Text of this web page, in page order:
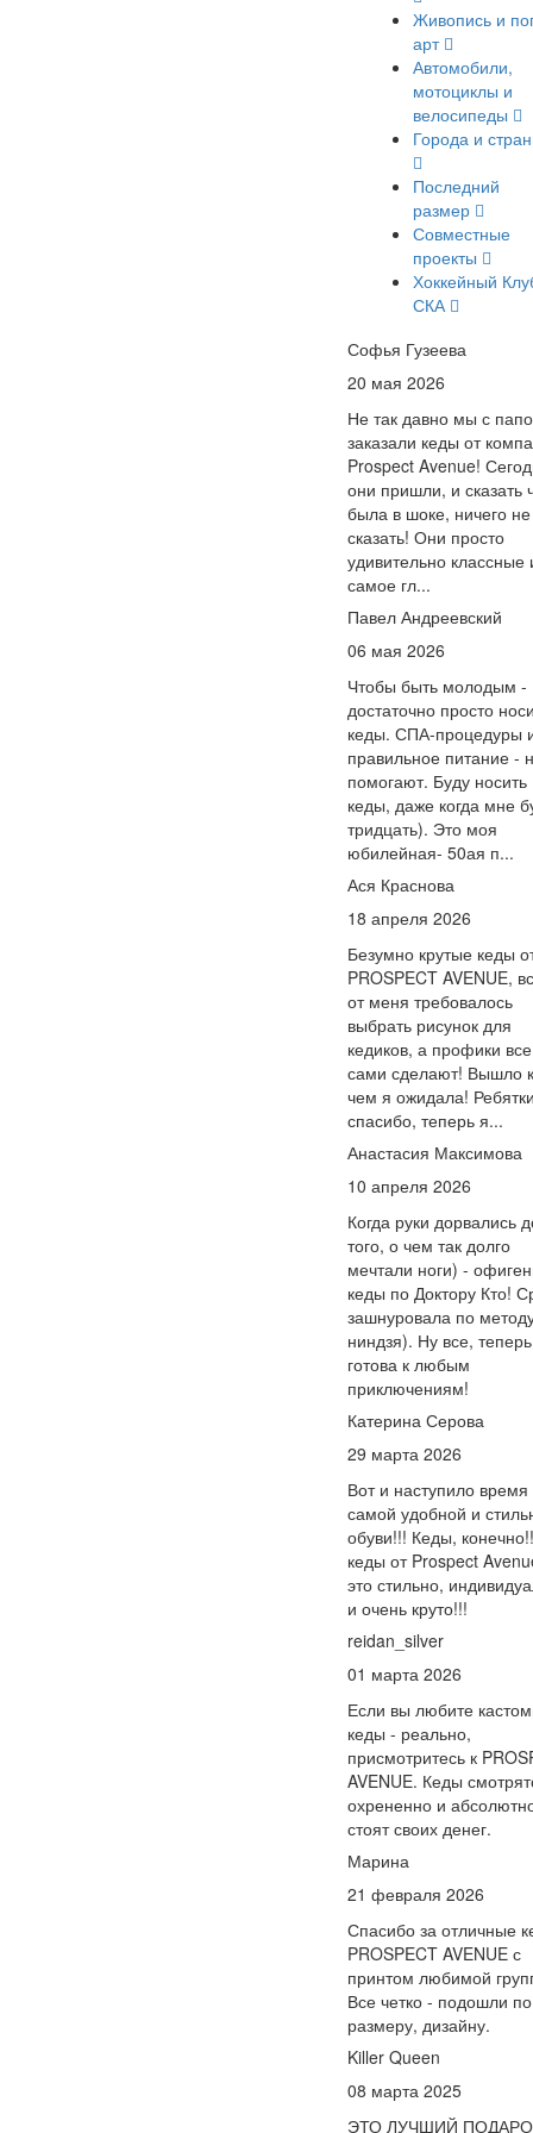
Живопись и
арт
Автомобили,
мотоциклы и
велосипеды
Города и
Последний
размер
Совместные
проекты
Хоккейный
СКА
Софья Гузеева
20 мая 2026
Не так давно мы с
заказали кеды от
Prospect Avenue!
они пришли, и сказать
была в шоке, ничего не
сказать! Они просто
удивительно классные
самое гл...
Павел Андреевский
06 мая 2026
Чтобы быть молодым -
достаточно просто
кеды. СПА-процедуры
правильное питание -
помогают. Буду носить
кеды, даже когда мне
тридцать). Это моя
юбилейная- 50ая п...
Ася Краснова
18 апреля 2026
Безумно крутые кеды
PROSPECT AVENUE,
от меня требовалось
выбрать рисунок для
кедиков, а профики все
сами сделают! Вышло
чем я ожидала! Ребятки
спасибо, теперь я...
Анастасия Максимова
10 апреля 2026
Когда руки дорвались
того, о чем так долго
мечтали ноги) -
кеды по Доктору Кто!
зашнуровала по
ниндзя). Ну все,
готова к любым
приключениям!
Катерина Серова
29 марта 2026
Вот и наступило время
самой удобной и
обуви!!! Кеды,
кеды от Prospect
это стильно,
и очень круто!!!
reidan_silver
01 марта 2026
Если вы любите
кеды - реально,
присмотритесь к
AVENUE. Кеды
охрененно и
стоят своих денег.
Марина
21 февраля 2026
Спасибо за отличные
PROSPECT AVENUE с
принтом любимой
Все четко - подошли по
размеру, дизайну.
Killer Queen
08 марта 2025
ЭТО ЛУЧШИЙ